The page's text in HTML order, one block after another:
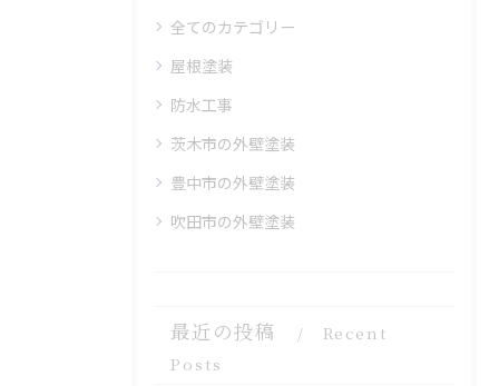
全てのカテゴリー
屋根塗装
防水工事
茨木市の外壁塗装
豊中市の外壁塗装
吹田市の外壁塗装
最近の投稿
Recent
Posts